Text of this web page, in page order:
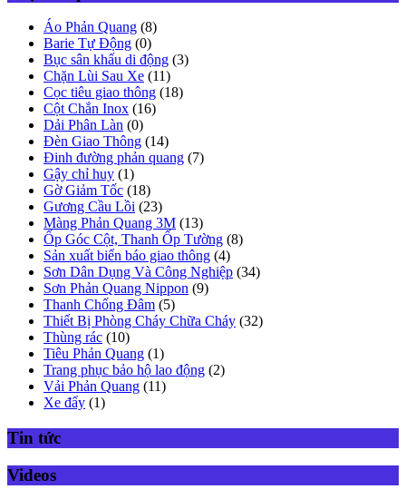
Áo Phản Quang (8)
Barie Tự Động (0)
Bục sân khấu di động (3)
Chặn Lùi Sau Xe (11)
Cọc tiêu giao thông (18)
Cột Chắn Inox (16)
Dải Phân Làn (0)
Đèn Giao Thông (14)
Đinh đường phản quang (7)
Gậy chỉ huy (1)
Gờ Giảm Tốc (18)
Gương Cầu Lồi (23)
Màng Phản Quang 3M (13)
Ốp Góc Cột, Thanh Ốp Tường (8)
Sản xuất biển báo giao thông (4)
Sơn Dân Dụng Và Công Nghiệp (34)
Sơn Phản Quang Nippon (9)
Thanh Chống Đâm (5)
Thiết Bị Phòng Cháy Chữa Cháy (32)
Thùng rác (10)
Tiêu Phản Quang (1)
Trang phục bảo hộ lao động (2)
Vải Phản Quang (11)
Xe đẩy (1)
Tin tức
Videos